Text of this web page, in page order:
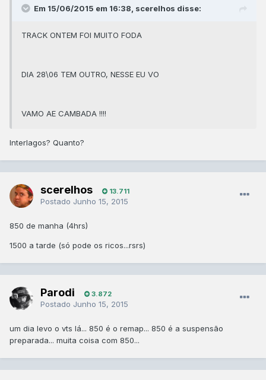
Em 15/06/2015 em 16:38, scerelhos disse:
TRACK ONTEM FOI MUITO FODA
DIA 28\06 TEM OUTRO, NESSE EU VO
VAMO AE CAMBADA !!!!
​Interlagos? Quanto?
scerelhos 13.711
Postado Junho 15, 2015
850 de manha (4hrs)
1500 a tarde (só pode os ricos...rsrs)
Parodi 3.872
Postado Junho 15, 2015
um dia levo o vts lá... 850 é o remap... 850 é a suspensão
preparada... muita coisa com 850...